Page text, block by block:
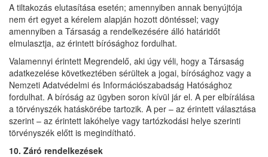
A tiltakozás elutasítása esetén; amennyiben annak benyújtója
nem ért egyet a kérelem alapján hozott döntéssel; vagy
amennyiben a Társaság a rendelkezésére álló határidőt
elmulasztja, az érintett bírósághoz fordulhat.
Valamennyi érintett Megrendelő, aki úgy véli, hogy a Társaság
adatkezelése következtében sérültek a jogai, bírósághoz vagy a
Nemzeti Adatvédelmi és Információszabadság Hatósághoz
fordulhat. A bíróság az ügyben soron kívül jár el. A per elbírálása
a törvényszék hatáskörébe tartozik. A per – az érintett választása
szerint – az érintett lakóhelye vagy tartózkodási helye szerinti
törvényszék előtt is megindítható.
10. Záró rendelkezések